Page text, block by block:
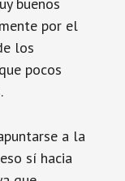
por el
los
pocos
a la
sí hacia